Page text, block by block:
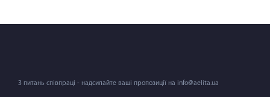
З питань співпраці - надсилайте ваші пропозиції на info@aelita.ua